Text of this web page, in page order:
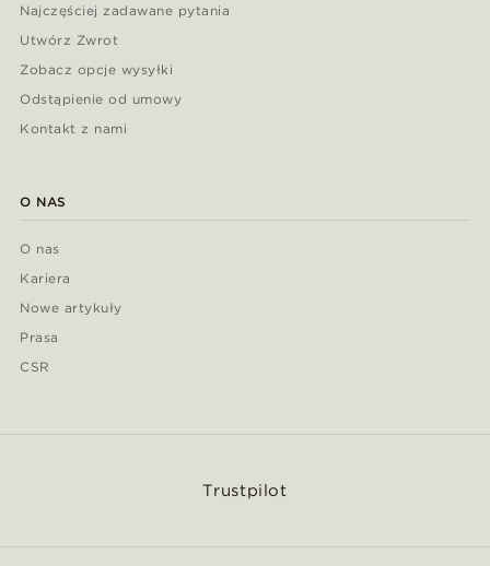
Najczęściej zadawane pytania
Utwórz Zwrot
Zobacz opcje wysyłki
Odstąpienie od umowy
Kontakt z nami
O NAS
O nas
Kariera
Nowe artykuły
Prasa
CSR
Trustpilot